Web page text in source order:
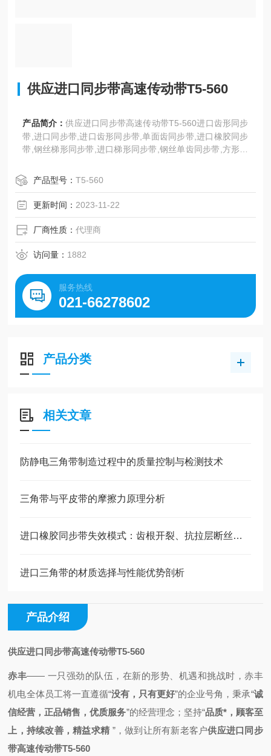
供应进口同步带高速传动带T5-560
产品简介：供应进口同步带高速传动带T5-560进口齿形同步
带,进口同步带,进口齿形同步带,单面齿同步带,进口橡胶同步
带,钢丝梯形同步带,进口梯形同步带,钢丝单齿同步带,方形齿
5、DT10型。日本三星、美国盖茨、德国奥比等世界名优工
业皮带。
产品型号：T5-560
更新时间： 2023-11-22
厂商性质：代理商
访问量： 1882
服务热线
021-66278602
产品分类
相关文章
防静电三角带制造过程中的质量控制与检测技术
三角带与平皮带的摩擦力原理分析
进口橡胶同步带失效模式：齿根开裂、抗拉层断丝的原因与预防
进口三角带的材质选择与性能优势剖析
产品介绍
供应进口同步带高速传动带T5-560
赤丰—— 一只强劲的队伍， 在新的形势、机遇和挑战时，赤丰
机电全体员工将一直遵循“没有，只有更好”的企业号角，秉承“诚
信经营，正品销售，优质服务”的经营理念； 坚持“品质*，顾客至
上，持续改善，精益求精 ”，做到 让所有新老客户供应进口同步
带高速传动带T5-560